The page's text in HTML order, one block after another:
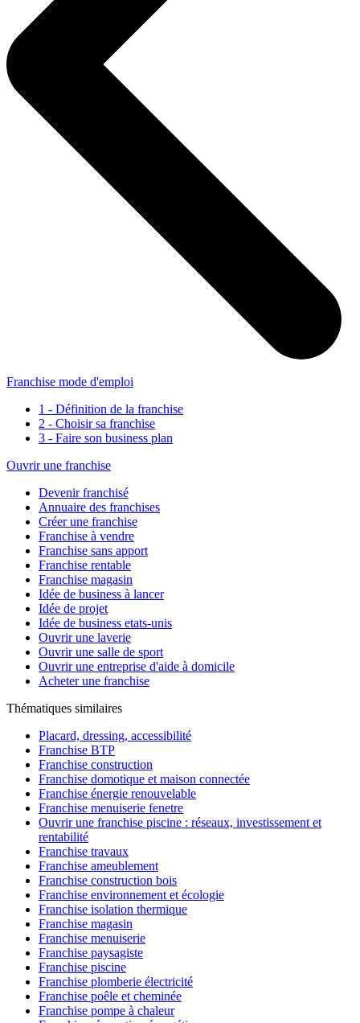
Franchise mode d'emploi
1 - Définition de la franchise
2 - Choisir sa franchise
3 - Faire son business plan
Ouvrir une franchise
Devenir franchisé
Annuaire des franchises
Créer une franchise
Franchise à vendre
Franchise sans apport
Franchise rentable
Franchise magasin
Idée de business à lancer
Idée de projet
Idée de business etats-unis
Ouvrir une laverie
Ouvrir une salle de sport
Ouvrir une entreprise d'aide à domicile
Acheter une franchise
Thématiques similaires
Placard, dressing, accessibilité
Franchise BTP
Franchise construction
Franchise domotique et maison connectée
Franchise énergie renouvelable
Franchise menuiserie fenetre
Ouvrir une franchise piscine : réseaux, investissement et
rentabilité
Franchise travaux
Franchise ameublement
Franchise construction bois
Franchise environnement et écologie
Franchise isolation thermique
Franchise magasin
Franchise menuiserie
Franchise paysagiste
Franchise piscine
Franchise plomberie électricité
Franchise poêle et cheminée
Franchise pompe à chaleur